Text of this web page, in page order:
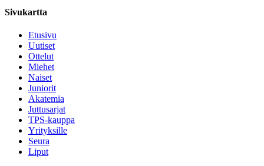
Sivukartta
Etusivu
Uutiset
Ottelut
Miehet
Naiset
Juniorit
Akatemia
Juttusarjat
TPS-kauppa
Yrityksille
Seura
Liput